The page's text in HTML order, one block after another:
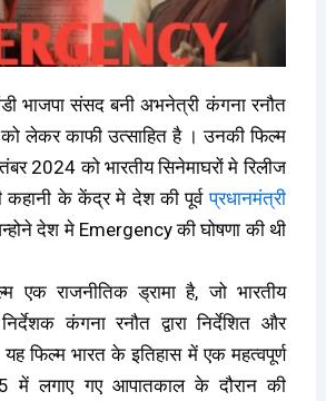
भाजपा संसद बनी अभनेत्री कंगना रनौत
को लेकर काफी उत्साहित है । उनकी फिल्म
2024 को भारतीय सिनेमाघरों मे रिलीज
कहानी के केंद्र मे देश की पूर्वप्रधानमंत्री
देश मे Emergency की घोषणा की थी
एक राजनीतिक ड्रामा है, जो भारतीय
कंगना रनौत द्वारा निर्देशित और
फिल्म भारत के इतिहास में एक महत्वपूर्ण
में लगाए गए आपातकाल के दौरान की